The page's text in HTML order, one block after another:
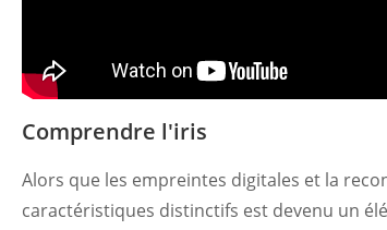
Comprendre l'iris
Alors que les empreintes digitales et la
caractéristiques distinctifs est devenu un